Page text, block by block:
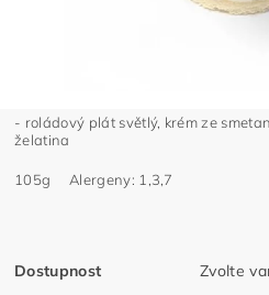
- roládový plát světlý, krém ze
želatina
105g Alergeny: 1,3,7
Dostupnost Zvolte